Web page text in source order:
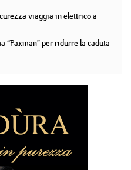
viaggia in elettrico a
“Paxman” per ridurre la caduta